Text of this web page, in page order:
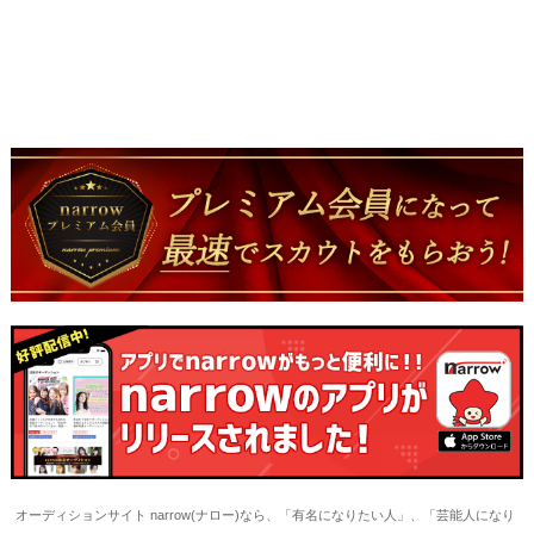
オーディションサイト narrow(ナロー)なら、「有名になりたい人」、「芸能人になり